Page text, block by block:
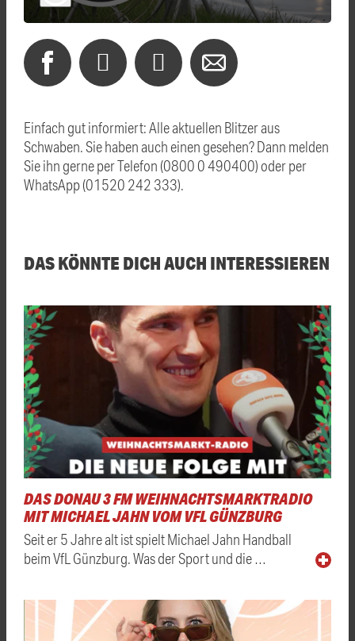
Einfach gut informiert: Alle aktuellen Blitzer aus
Schwaben. Sie haben auch einen gesehen? Dann melden
Sie ihn gerne per Telefon (0800 0 490400) oder per
WhatsApp (01520 242 333).
DAS KÖNNTE DICH AUCH INTERESSIEREN
DAS DONAU 3 FM WEIHNACHTSMARKTRADIO
MIT MICHAEL JAHN VOM VFL GÜNZBURG
Seit er 5 Jahre alt ist spielt Michael Jahn Handball
beim VfL Günzburg. Was der Sport und die …